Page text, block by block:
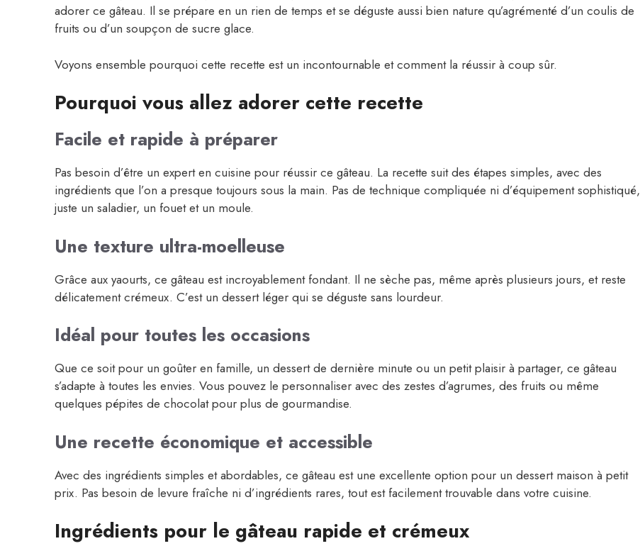
adorer ce gâteau. Il se prépare en un rien de temps et se déguste aussi bien nature qu’agrémenté d’un coulis de
fruits ou d’un soupçon de sucre glace.
Voyons ensemble pourquoi cette recette est un incontournable et comment la réussir à coup sûr.
Pourquoi vous allez adorer cette recette
Facile et rapide à préparer
Pas besoin d’être un expert en cuisine pour réussir ce gâteau. La recette suit des étapes simples, avec des
ingrédients que l’on a presque toujours sous la main. Pas de technique compliquée ni d’équipement sophistiqué,
juste un saladier, un fouet et un moule.
Une texture ultra-moelleuse
Grâce aux yaourts, ce gâteau est incroyablement fondant. Il ne sèche pas, même après plusieurs jours, et reste
délicatement crémeux. C’est un dessert léger qui se déguste sans lourdeur.
Idéal pour toutes les occasions
Que ce soit pour un goûter en famille, un dessert de dernière minute ou un petit plaisir à partager, ce gâteau
s’adapte à toutes les envies. Vous pouvez le personnaliser avec des zestes d’agrumes, des fruits ou même
quelques pépites de chocolat pour plus de gourmandise.
Une recette économique et accessible
Avec des ingrédients simples et abordables, ce gâteau est une excellente option pour un dessert maison à petit
prix. Pas besoin de levure fraîche ni d’ingrédients rares, tout est facilement trouvable dans votre cuisine.
Ingrédients pour le gâteau rapide et crémeux